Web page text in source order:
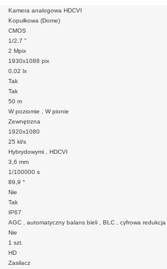
Kamera analogowa HDCVI
Kopułkowa (Dome)
CMOS
1/2,7 "
2 Mpix
1930x1088 pix
0,02 lx
Tak
Tak
50 m
W poziomie , W pionie
Zewnętrzna
1920x1080
25 kl/s
Hybrydowymi , HDCVI
3,6 mm
1/100000 s
89,9 °
Nie
Tak
IP67
AGC , automatyczny balans bieli , BLC , cyfrowa redukcja
Nie
1 szt.
HD
Zasilacz